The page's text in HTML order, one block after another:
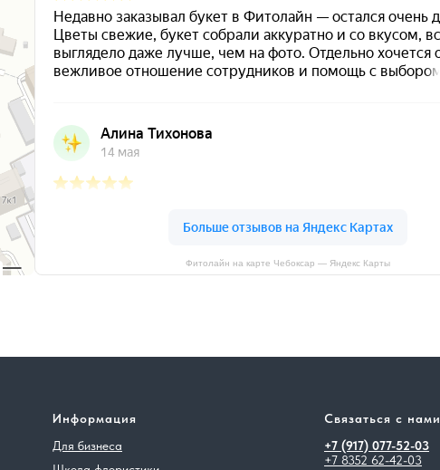
Фитолайн на карте Чебоксар — Яндекс Карты
Информация
Для бизнеса
Связаться с нами
+7 (917) 077-52-03
+7 8352 62-42-03